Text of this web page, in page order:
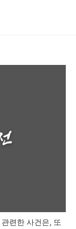
련한 사건은, 또